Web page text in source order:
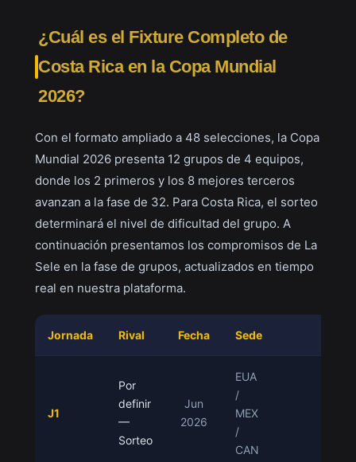
¿Cuál es el Fixture Completo de
Costa Rica en la Copa Mundial
2026?
Con el formato ampliado a 48 selecciones, la Copa
Mundial 2026 presenta 12 grupos de 4 equipos,
donde los 2 primeros y los 8 mejores terceros
avanzan a la fase de 32. Para Costa Rica, el sorteo
determinará el nivel de dificultad del grupo. A
continuación presentamos los compromisos de La
Sele en la fase de grupos, actualizados en tiempo
real en nuestra plataforma.
Jornada Rival Fecha Sede
J1
Por
definir
—
Sorteo
Jun
2026
EUA
/
MEX
/
CAN